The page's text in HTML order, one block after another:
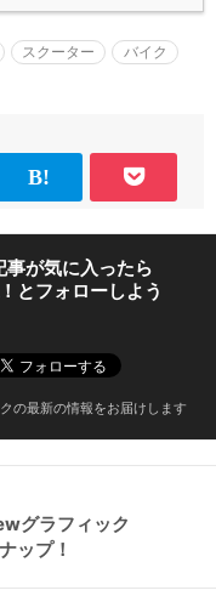
スクーター
バイク
事が気に入ったら
とフォローしよう
の最新の情報をお届けします
グラフィック
ップ！